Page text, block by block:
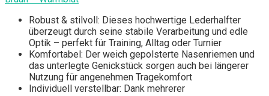
Robust & stilvoll: Dieses hochwertige Lederhalfter
überzeugt durch seine stabile Verarbeitung und edle
Optik – perfekt für Training, Alltag oder Turnier
Komfortabel: Der weich gepolsterte Nasenriemen und
das unterlegte Genickstück sorgen auch bei längerer
Nutzung für angenehmen Tragekomfort
Individuell verstellbar: Dank mehrerer